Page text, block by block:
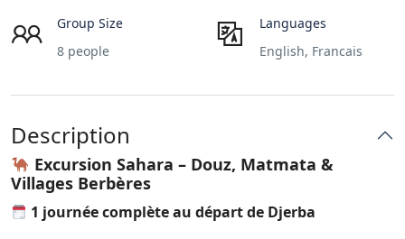
Group Size
8 people
Languages
English, Francais
Description
Excursion Sahara – Douz, Matmata &
Villages Berbères
1 journée complète au départ de Djerba